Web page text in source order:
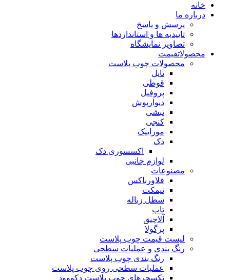
خانه
درباره ما
پرسش و پاسخ
تاییدیه ها و استانداردها
تصاویر نمایشگاه
محصولاتقیمت
محصولات چوب پلاست
تایل
قوطی
پروفیل
دیوارپوش
نبشی
کنجی
موزاییک
دک
اکسسوری دک
لوازم جانبی
مصنوعات
فلاورباکس
نیمکت
سطل زباله
تاب
آلاچیق
پرگولا
لیست قیمت چوب پلاست
رنگ بندی و عملیات سطحی
رنگ بندی چوب پلاست
عملیات سطحی روی چوب پلاست
تکسچرهای چوب پلاست دکووود